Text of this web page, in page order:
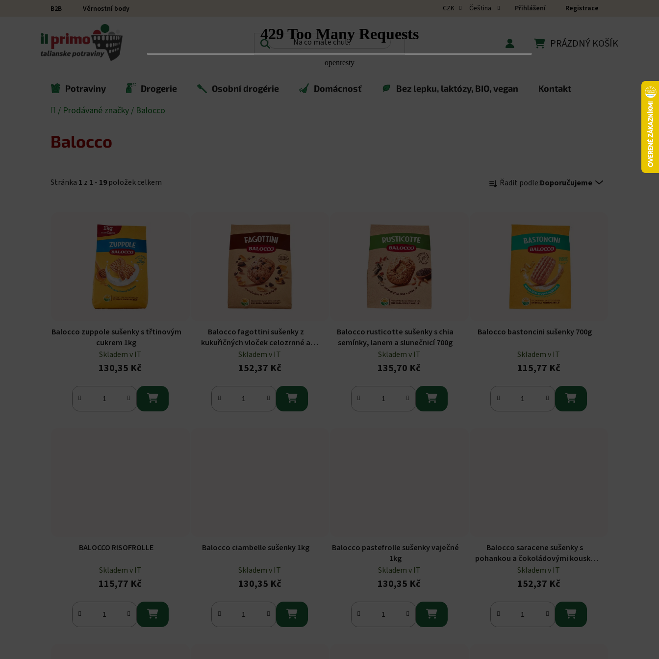
B2B Věrnostní body CZK Čeština Přihlášení Registrace
PRÁZDNÝ KOŠÍK
Potraviny Drogerie Osobní drogérie Domácnosť Bez lepku, laktózy, BIO, vegan Kontakt
Domů
/ Prodávané značky / Balocco
Balocco
Stránka 1 z 1 - 19položek celkem
Řazení produktů
Řadit podle:Doporučujeme
Balocco zuppole sušenky s třtinovým
cukrem 1kg
Skladem v IT
130,35 Kč

Balocco fagottini sušenky z
kukuřičných vloček celozrnné a
ovesného mléka 700g
Skladem v IT
152,37 Kč

Balocco rusticotte sušenky s chia
semínky, lanem a slunečnicí 700g
Skladem v IT
135,70 Kč

Balocco bastoncini sušenky 700g
Skladem v IT
115,77 Kč

BALOCCO RISOFROLLE
Skladem v IT
115,77 Kč

Balocco ciambelle sušenky 1kg
Skladem v IT
130,35 Kč

Balocco pastefrolle sušenky vaječné
1kg
Skladem v IT
130,35 Kč

Balocco saracene sušenky s
pohankou a čokoládovými kousky
700g
Skladem v IT
152,37 Kč
